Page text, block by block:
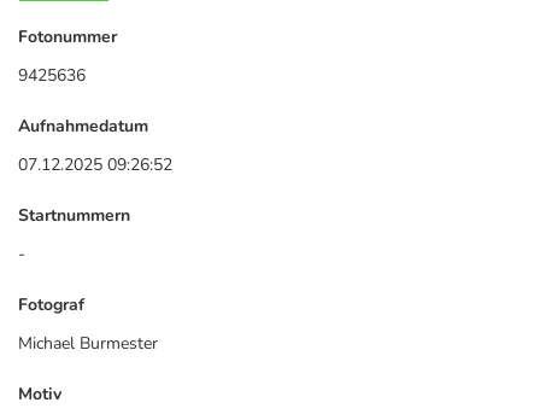
Fotonummer
9425636
Aufnahmedatum
07.12.2025 09:26:52
Startnummern
-
Fotograf
Michael Burmester
Motiv